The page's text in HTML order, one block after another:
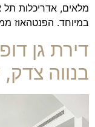
מלאים, אדריכלות תל
במיוחד. הפנטהאוז
דירת גן
בנווה